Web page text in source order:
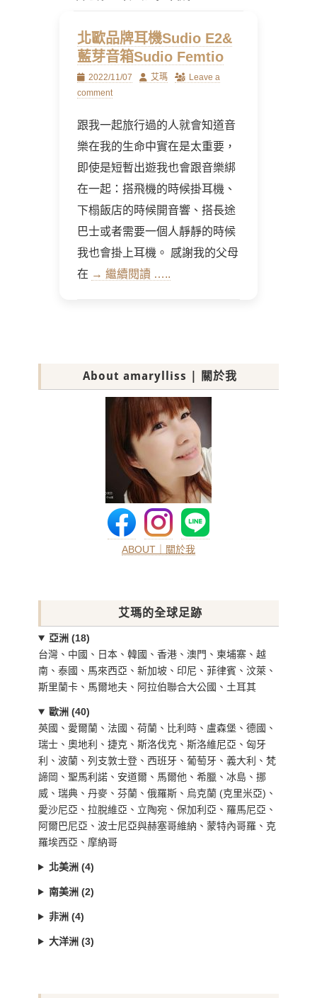
北歐品牌耳機Sudio E2&
藍芽音箱Sudio Femtio
Posted
on
2022/11/07 Author
艾瑪
Leave a
comment
跟我一起旅行過的人就會知道音
樂在我的生命中實在是太重要，
即使是短暫出遊我也會跟音樂綁
在一起：搭飛機的時候掛耳機、
下榻飯店的時候開音響、搭長途
巴士或者需要一個人靜靜的時候
我也會掛上耳機。 感謝我的父母
在 → 繼續閱讀 …..
About amarylliss | 關於我
ABOUT｜關於我
艾瑪的全球足跡
亞洲 (18)
台灣、中國、日本、韓國、香港、澳門、柬埔寨、越
南、泰國、馬來西亞、新加坡、印尼、菲律賓、汶萊、
斯里蘭卡、馬爾地夫、阿拉伯聯合大公國、土耳其
歐洲 (40)
英國、愛爾蘭、法國、荷蘭、比利時、盧森堡、德國、
瑞士、奧地利、捷克、斯洛伐克、斯洛維尼亞、匈牙
利、波蘭、列支敦士登、西班牙、葡萄牙、義大利、梵
諦岡、聖馬利諾、安道爾、馬爾他、希臘、冰島、挪
威、瑞典、丹麥、芬蘭、俄羅斯、烏克蘭 (克里米亞)、
愛沙尼亞、拉脫維亞、立陶宛、保加利亞、羅馬尼亞、
阿爾巴尼亞、波士尼亞與赫塞哥維納、蒙特內哥羅、克
羅埃西亞、摩納哥
北美洲 (4)
南美洲 (2)
非洲 (4)
大洋洲 (3)